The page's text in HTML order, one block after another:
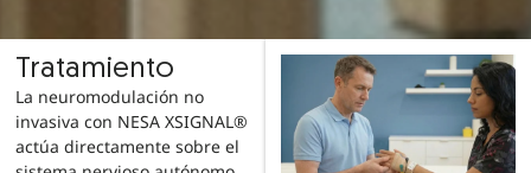
Tratamiento
La neuromodulación no
invasiva con NESA XSIGNAL®
actúa directamente sobre el